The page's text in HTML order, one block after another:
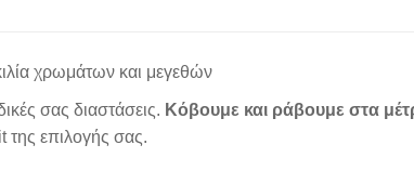
χρωμάτων και μεγεθών
σας διαστάσεις. Κόβουμε και ράβουμε στα
επιλογής σας.